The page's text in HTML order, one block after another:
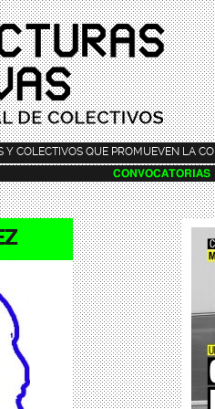
Y COLECTIVOS QUE PROMUEVEN LA
CONVOCATORIAS